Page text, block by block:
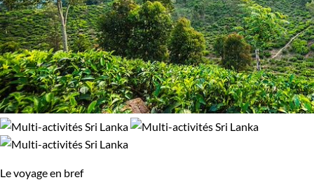
Le voyage en bref